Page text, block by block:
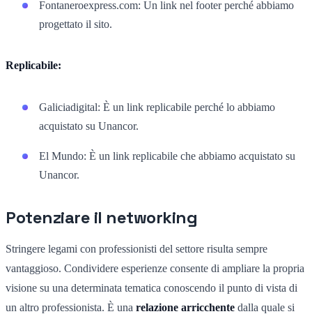
Fontaneroexpress.com: Un link nel footer perché abbiamo
progettato il sito.
Replicabile:
Galiciadigital: È un link replicabile perché lo abbiamo
acquistato su Unancor.
El Mundo: È un link replicabile che abbiamo acquistato su
Unancor.
Potenziare il networking
Stringere legami con professionisti del settore risulta sempre
vantaggioso. Condividere esperienze consente di ampliare la propria
visione su una determinata tematica conoscendo il punto di vista di
un altro professionista. È una relazione arricchente dalla quale si